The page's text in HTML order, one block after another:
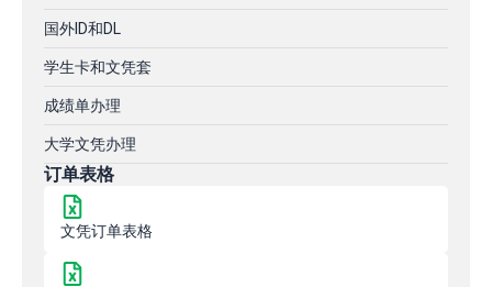
国外ID和DL
学生卡和文凭套
成绩单办理
大学文凭办理
订单表格
文凭订单表格